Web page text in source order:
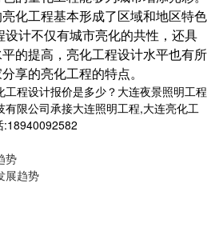
化工程基本形成了区域和地区特色
计不仅有城市亮化的共性，还具
的提高，亮化工程设计水平也有所
享的亮化工程的特点。
程设计报价是多少？大连夜景照明工程
限公司承接大连照明工程,大连亮化工
:18940092582
势
展趋势